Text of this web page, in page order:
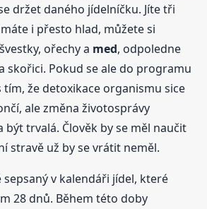
držet daného jídelníčku. Jíte tři
i přesto hlad, můžete si
ořechy a med, odpoledne
skořici. Pokud se ale do programu
že detoxikace organismu sice
ale změna životosprávy
být trvalá. Člověk by se měl naučit
stravě už by se vrátit neměl.
sepsaný v kalendáři jídel, které
28 dnů. Během této doby